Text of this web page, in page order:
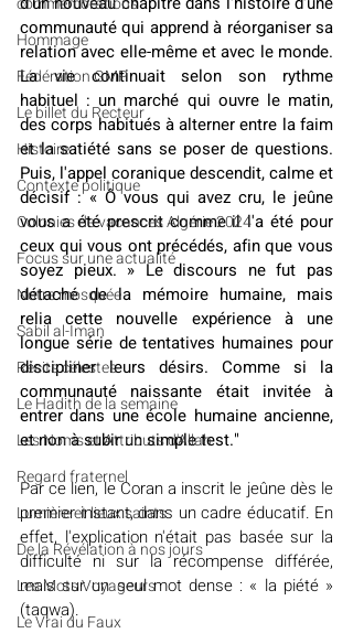
Hommage
Fédération GMP
Le billet du Recteur
Histoire
Contexte politique
Colonies de vacances Algérie 2024
​​Focus sur une actualité
Notre mosquée
Sabil al-Iman
Récits célestes
Le Hadith de la semaine
Les Noms et Attributs d'Allah
Regard fraternel
Lumière et lieux saints
De la Révélation à nos jours
Les Mots Voyageurs
Le Vrai du Faux
communauté qui apprend à réorganiser sa
relation avec elle-même et avec le monde.
La vie continuait selon son rythme
habituel : un marché qui ouvre le matin,
des corps habitués à alterner entre la faim
et la satiété sans se poser de questions.
Puis, l'appel coranique descendit, calme et
décisif : « Ô vous qui avez cru, le jeûne
vous a été prescrit comme il l'a été pour
ceux qui vous ont précédés, afin que vous
soyez pieux. » Le discours ne fut pas
détaché de la mémoire humaine, mais
relia cette nouvelle expérience à une
longue série de tentatives humaines pour
discipliner leurs désirs. Comme si la
communauté naissante était invitée à
entrer dans une école humaine ancienne,
et non à subir un simple test."
Par ce lien, le Coran a inscrit le jeûne dès le
premier instant, dans un cadre éducatif. En
effet, l'explication n'était pas basée sur la
difficulté ni sur la récompense différée,
mais sur un seul mot dense : « la piété »
(taqwa).